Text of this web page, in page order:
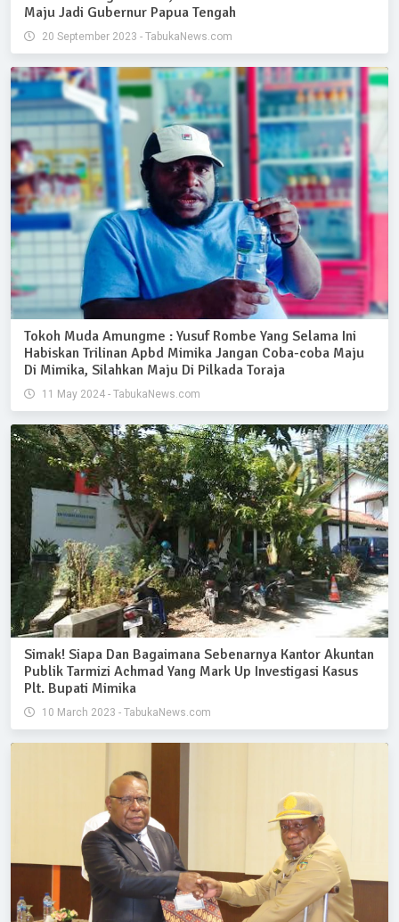
Maju Jadi Gubernur Papua Tengah
20 September 2023 - TabukaNews.com
Tokoh Muda Amungme : Yusuf Rombe Yang Selama Ini
Habiskan Trilinan Apbd Mimika Jangan Coba-coba Maju
Di Mimika, Silahkan Maju Di Pilkada Toraja
11 May 2024 - TabukaNews.com
Simak! Siapa Dan Bagaimana Sebenarnya Kantor Akuntan
Publik Tarmizi Achmad Yang Mark Up Investigasi Kasus
Plt. Bupati Mimika
10 March 2023 - TabukaNews.com